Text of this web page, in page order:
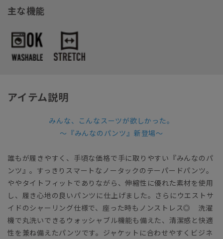
主な機能
アイテム説明
みんな、こんなスーツが欲しかった。
～『みんなのパンツ』新登場～
誰もが履きやすく、手頃な価格で手に取りやすい『みんなのパ
ンツ』。すっきりスマートなノータックのテーパードパンツ。
ややタイトフィットでありながら、伸縮性に優れた素材を使用
し、履き心地の良いパンツに仕上げました。さらにウエストサ
イドのシャーリング仕様で、座った時もノンストレス◎ 洗濯
機で丸洗いできるウォッシャブル機能も備えた、清潔感と快適
性を兼ね備えたパンツです。ジャケットに合わせやすくビジネ